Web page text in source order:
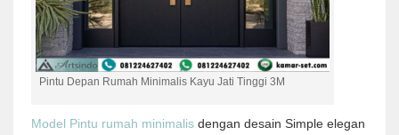
Pintu Depan Rumah Minimalis Kayu Jati Tinggi 3M
Model Pintu rumah minimalis dengan desain Simple elegan